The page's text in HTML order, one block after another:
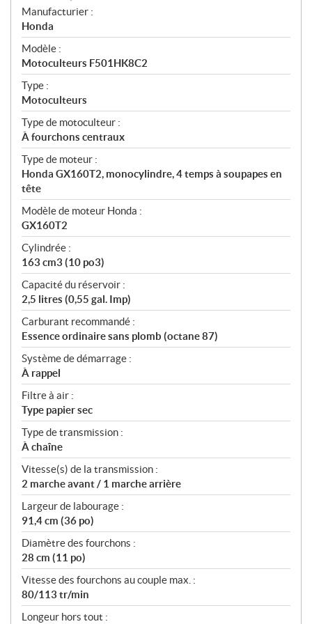
S
p
é
c
i
f
i
c
a
t
i
o
n
s
Manufacturier :
Honda
Modèle :
Motoculteurs F501HK8C2
Type :
Motoculteurs
Type de motoculteur :
À fourchons centraux
Type de moteur :
Honda GX160T2, monocylindre, 4 temps à soupapes en
tête
Modèle de moteur Honda :
GX160T2
Cylindrée :
163 cm3 (10 po3)
Capacité du réservoir :
2,5 litres (0,55 gal. Imp)
Carburant recommandé :
Essence ordinaire sans plomb (octane 87)
Système de démarrage :
À rappel
Filtre à air :
Type papier sec
Type de transmission :
À chaîne
Vitesse(s) de la transmission :
2 marche avant / 1 marche arrière
Largeur de labourage :
91,4 cm (36 po)
Diamètre des fourchons :
28 cm (11 po)
Vitesse des fourchons au couple max. :
80/113 tr/min
Longeur hors tout :